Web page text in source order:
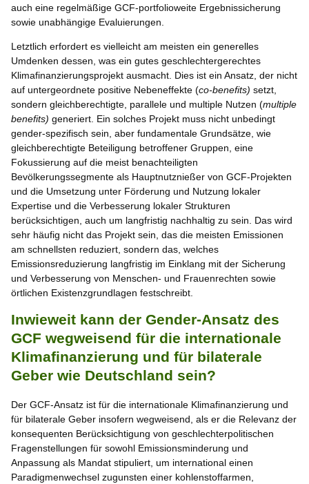
auch eine regelmäßige GCF-portfolioweite Ergebnissicherung
sowie unabhängige Evaluierungen.
Letztlich erfordert es vielleicht am meisten ein generelles
Umdenken dessen, was ein gutes geschlechtergerechtes
Klimafinanzierungsprojekt ausmacht. Dies ist ein Ansatz, der nicht
auf untergeordnete positive Nebeneffekte (co-benefits) setzt,
sondern gleichberechtigte, parallele und multiple Nutzen (multiple
benefits) generiert. Ein solches Projekt muss nicht unbedingt
gender-spezifisch sein, aber fundamentale Grundsätze, wie
gleichberechtigte Beteiligung betroffener Gruppen, eine
Fokussierung auf die meist benachteiligten
Bevölkerungssegmente als Hauptnutznießer von GCF-Projekten
und die Umsetzung unter Förderung und Nutzung lokaler
Expertise und die Verbesserung lokaler Strukturen
berücksichtigen, auch um langfristig nachhaltig zu sein. Das wird
sehr häufig nicht das Projekt sein, das die meisten Emissionen
am schnellsten reduziert, sondern das, welches
Emissionsreduzierung langfristig im Einklang mit der Sicherung
und Verbesserung von Menschen- und Frauenrechten sowie
örtlichen Existenzgrundlagen festschreibt.
Inwieweit kann der Gender-Ansatz des
GCF wegweisend für die internationale
Klimafinanzierung und für bilaterale
Geber wie Deutschland sein?
Der GCF-Ansatz ist für die internationale Klimafinanzierung und
für bilaterale Geber insofern wegweisend, als er die Relevanz der
konsequenten Berücksichtigung von geschlechterpolitischen
Fragenstellungen für sowohl Emissionsminderung und
Anpassung als Mandat stipuliert, um international einen
Paradigmenwechsel zugunsten einer kohlenstoffarmen,